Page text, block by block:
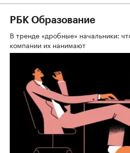
РБК Образование
В тренде «дробные» начальники:
компании их нанимают